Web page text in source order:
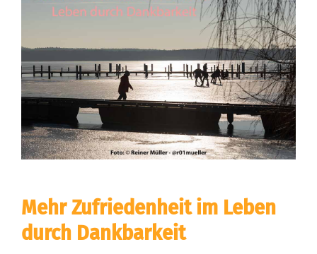
Mehr Zufriedenheit im Leben
durch Dankbarkeit